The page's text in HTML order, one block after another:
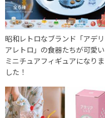
昭和レトロなブランド「アデリ
アレトロ」の食器たちが可愛い
ミニチュアフィギュアになりま
した！